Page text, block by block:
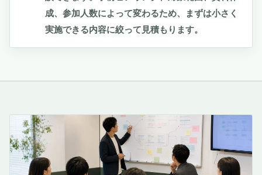
成、参加人数によって変わるため、まずは小さく
実施できる内容に絞って見積もります。